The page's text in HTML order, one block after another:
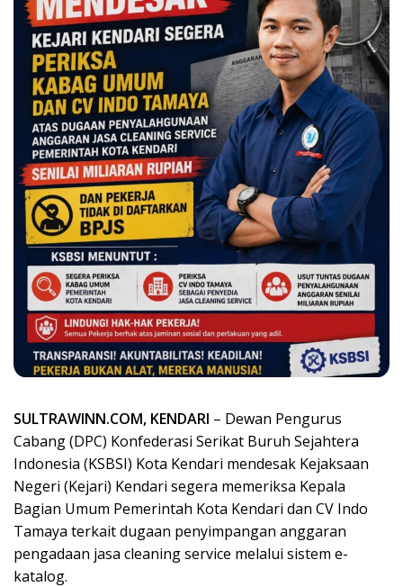
SULTRAWINN.COM, KENDARI – Dewan Pengurus
Cabang (DPC) Konfederasi Serikat Buruh Sejahtera
Indonesia (KSBSI) Kota Kendari mendesak Kejaksaan
Negeri (Kejari) Kendari segera memeriksa Kepala
Bagian Umum Pemerintah Kota Kendari dan CV Indo
Tamaya terkait dugaan penyimpangan anggaran
pengadaan jasa cleaning service melalui sistem e-
katalog.